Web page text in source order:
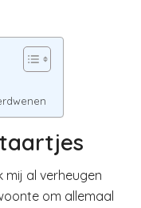
mij al verheugen
om allemaal